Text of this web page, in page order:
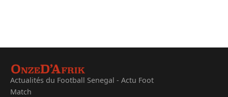
Actualités du Football Senegal - Actu Foot
Match